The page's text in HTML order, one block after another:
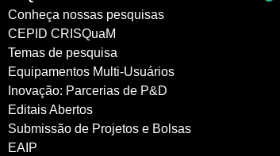
Conheça nossas pesquisas
CEPID CRISQuaM
Temas de pesquisa
Equipamentos Multi-Usuários
Inovação: Parcerias de P&D
Editais Abertos
Submissão de Projetos e Bolsas
EAIP